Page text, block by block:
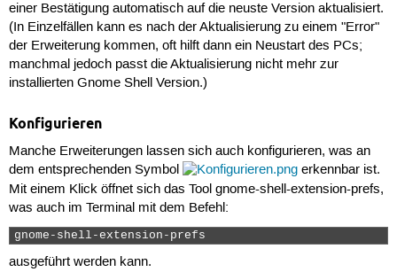
einer Bestätigung automatisch auf die neuste Version aktualisiert.
(In Einzelfällen kann es nach der Aktualisierung zu einem "Error"
der Erweiterung kommen, oft hilft dann ein Neustart des PCs;
manchmal jedoch passt die Aktualisierung nicht mehr zur
installierten Gnome Shell Version.)
Konfigurieren
Manche Erweiterungen lassen sich auch konfigurieren, was an
dem entsprechenden Symbol
erkennbar ist.
Mit einem Klick öffnet sich das Tool gnome-shell-extension-prefs,
was auch im Terminal mit dem Befehl:
gnome-shell-extension-prefs
ausgeführt werden kann.